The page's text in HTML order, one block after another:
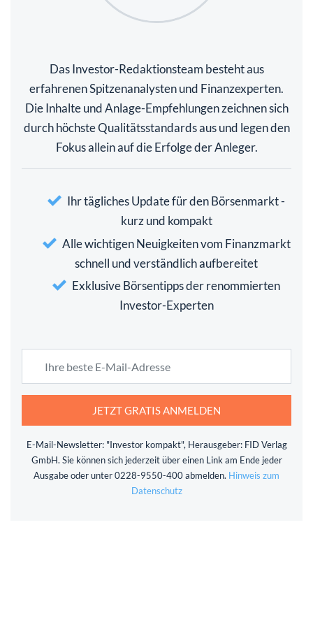
Das Investor-Redaktionsteam besteht aus
erfahrenen Spitzenanalysten und Finanzexperten.
Die Inhalte und Anlage-Empfehlungen zeichnen sich
durch höchste Qualitätsstandards aus und legen den
Fokus allein auf die Erfolge der Anleger.
Ihr tägliches Update für den Börsenmarkt -
kurz und kompakt
Alle wichtigen Neuigkeiten vom Finanzmarkt
schnell und verständlich aufbereitet
Exklusive Börsentipps der renommierten
Investor-Experten
JETZT GRATIS ANMELDEN
E-Mail-Newsletter: "Investor kompakt", Herausgeber: FID Verlag
GmbH. Sie können sich jederzeit über einen Link am Ende jeder
Ausgabe oder unter 0228-9550-400 abmelden. Hinweis zum
Datenschutz